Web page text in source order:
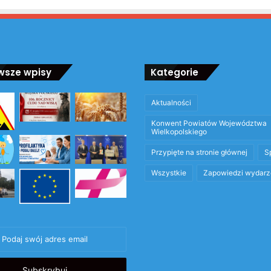
wpisy Kategorie
Aktualności
Konwent Powiatów Województwa
Wielkopolskiego
Przypięte na stronie głównej
Wszystkie Zapowiedzi